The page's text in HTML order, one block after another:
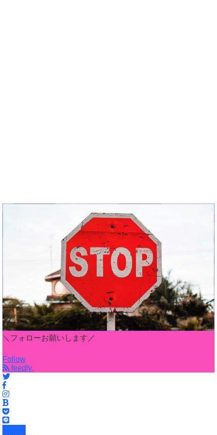
＼フォローお願いします／
Follow
feedly